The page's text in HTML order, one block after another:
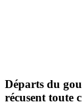
Départs du
récusent toute